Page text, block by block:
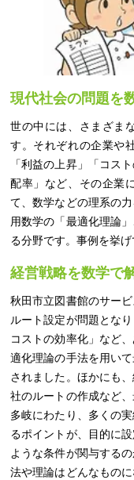
現代社会の問題を
世の中には、さまざま
す。それぞれの企業や
「利益の上昇」「コス
配率」など、その企業
て、数学などの理系の
用数学の「最適化理論
る分野です。事例を挙げ
経営戦略を数学で
秋田市立図書館のサー
ルート設定が問題とな
コストの効率化」など
適化理論の手法を用い
されました。ほかにも
社のルートの作成など
多岐にわたり、多くの
るポイントが、目的に
ような条件が関与する
法や理論はどんなもの